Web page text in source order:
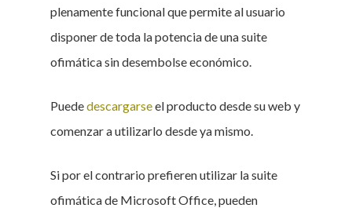
plenamente funcional que permite al usuario
disponer de toda la potencia de una suite
ofimática sin desembolse económico.
Puededescargarseel producto desde su web y
comenzar a utilizarlo desde ya mismo.
Si por el contrario prefieren utilizar la suite
ofimática de Microsoft Office, pueden